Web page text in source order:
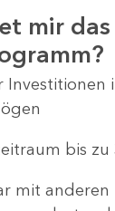
mir das
Investitionen
bis zu
mit anderen